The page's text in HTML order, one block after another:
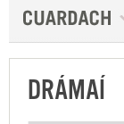
DRÁMAÍ